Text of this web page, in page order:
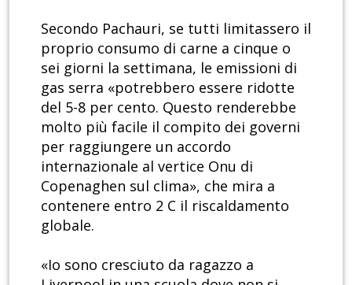
Secondo Pachauri, se tutti limitassero il
proprio consumo di carne a cinque o
sei giorni la settimana, le emissioni di
gas serra «potrebbero essere ridotte
del 5-8 per cento. Questo renderebbe
molto più facile il compito dei governi
per raggiungere un accordo
internazionale al vertice Onu di
Copenaghen sul clima», che mira a
contenere entro 2 C il riscaldamento
globale.
«Io sono cresciuto da ragazzo a